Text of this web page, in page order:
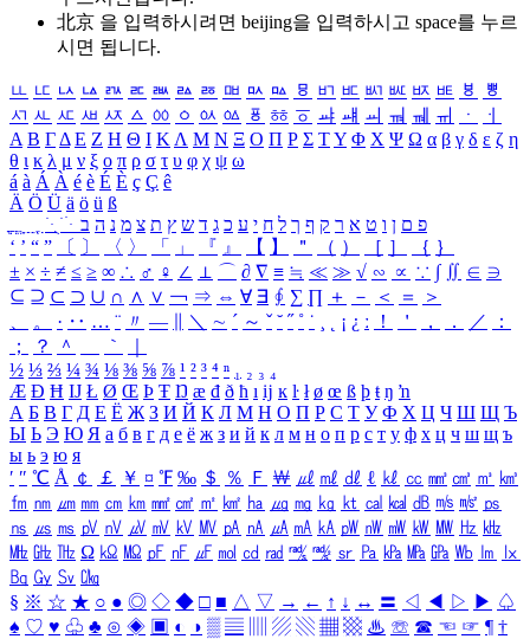
北京 을 입력하시려면 beijing을 입력하시고 space를 누르
시면 됩니다.
ㅥ ㅦ ㅧ ㅨ ㅩ ㅪ ㅫ ㅬ ㅭ ㅮ ㅯ ㅰ ㅱ ㅲ ㅳ ㅴ ㅵ ㅶ ㅷ ㅸ
ㅹ
ㅺ ㅻ ㅼ ㅽ ㅾ ㅿ ㆀ ㆁ ㆂ ㆃ ㆄ ㆅ ㆆ ㆇ ㆈ ㆉ ㆊ ㆋ ㆌ ㆍ
ㆎ
Α Β ΓΔ Ε Ζ Η Θ Ι ΚΛ Μ Ν Ξ Ο Π Ρ Σ ΤΥ Φ Χ Ψ Ω α β γ δ ε ζ η
θ ι κ λ μ ν ξ ο π ρ σ τ υ φ χ ψ ω
á à Á À é è É È ç Ç ê
Ä Ö Ü ä ö ü ß
ִֶֹ ֻּ ׁׂ פ ם ן ו ט א ר ק ף ך ל ח י ע כ ג ד ש ץ ת צ מ נ ה ב
‘ ’ “ ” 〔 〕 〈 〉 「 」 『 』 【 】 ＂ （ ） ［ ］ ｛ ｝
± × ÷ ≠ ≤ ≥ ∞ ∴ ♂ ♀ ∠ ⊥ ⌒ ∂ ∇ ≡ ≒ ≪ ≫ √ ∽ ∝ ∵ ∫ ∬ ∈ ∋
⊆ ⊇ ⊂ ⊃ ∪ ∩ ∧ ∨ ￢ ⇒ ⇔ ∀ ∃ ∮ ∑ ∏ ＋ － ＜ ＝
＞
、
。 · ‥ … ¨ 〃 ― ＼ ∼ ´ ～ ˇ ˘ ˝ ˚ ˙ ¸ ¡ ¿ ː ！ ＇ ， ． ／
：
；
？ ＾ ｀
½ ⅓ ⅔ ¼ ¾ ⅛ ⅜ ⅝ ⅞ ¹ ² ³ ⁴ ⁿ ₁ ₂ ₃ ₄
Æ Ð Ħ Ĳ Ł Ø Œ Þ Ŧ Ŋ æ đ ð ħ ı ĳ ĸ ŀ ł ø œ ß þ ŧ ŋ ŉ
А Б В Г Д Е Ё Ж З И Й К Л М Н О П Р С Т У Ф Х Ц Ч Ш Щ Ъ
Ы Ь Э Ю Я а б в г д е ё ж з и й к л м н о п р с т у ф х ц ч ш щ ъ
ы ь э ю я
′ ″ ℃ Å ￠ ￡ ￥ ¤ ℉ ‰ ＄ ％ Ｆ ￦ ㎕ ㎖ ㎗ ℓ ㎘ ㏄ ㎣ ㎤ ㎥ ㎦
㎙ ㎚ ㎛ ㎜ ㎝ ㎞ ㎟ ㎠ ㎡ ㎢ ㏊ ㎍ ㎎ ㎏ ㏏ ㎈ ㎉ ㏈ ㎧ ㎨ ㎰
㎱ ㎲ ㎳ ㎴ ㎵ ㎶ ㎷ ㎸ ㎹ ㎀ ㎁ ㎂ ㎃ ㎄ ㎺ ㎻ ㎽ ㎾ ㎿ ㎐ ㎑
㎒ ㎓ ㎔ Ω ㏀ ㏁ ㎊ ㎋ ㎌ ㏖ ㏅ ㎭ ㎮ ㎯ ㏛ ㎩ ㎪ ㎫ ㎬ ㏝ ㏐
㏓
㏃ ㏉ ㏜ ㏆
§ ※ ☆ ★ ○ ● ◎ ◇ ◆ □ ■ △ ▽ → ← ↑ ↓ ↔ 〓 ◁ ◀ ▷ ▶ ♤
♠ ♡ ♥ ♧ ♣ ⊙ ◈ ▣ ◐ ◑ ▒ ▤ ▨ ▧ ▦ ▩ ♨ ☏ ☎ ☜ ☞ ¶ †